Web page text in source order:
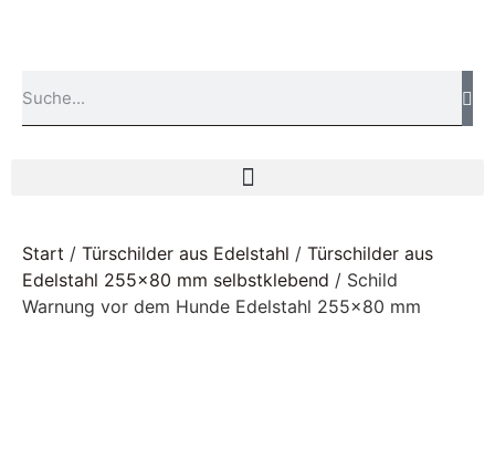
Start / Türschilder aus Edelstahl / Türschilder aus
Edelstahl 255x80 mm selbstklebend / Schild
Warnung vor dem Hunde Edelstahl 255×80 mm